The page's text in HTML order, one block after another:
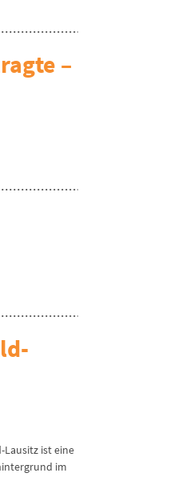
–
ist eine
im